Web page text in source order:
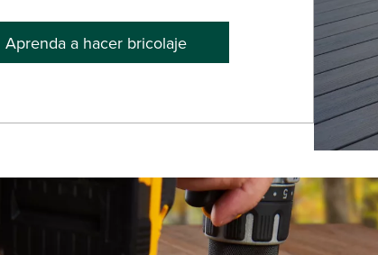
Aprenda a hacer bricolaje